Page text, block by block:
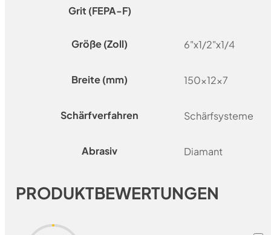
Grit (FEPA-F)
Größe (Zoll) 6"x1/2"x1/4
Breite (mm) 150x12x7
Schärfverfahren Schärfsysteme
Abrasiv Diamant
PRODUKTBEWERTUNGEN